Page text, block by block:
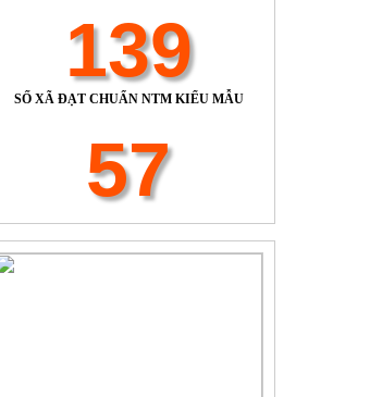
139
SỐ XÃ ĐẠT CHUẨN NTM KIỂU MẪU
57